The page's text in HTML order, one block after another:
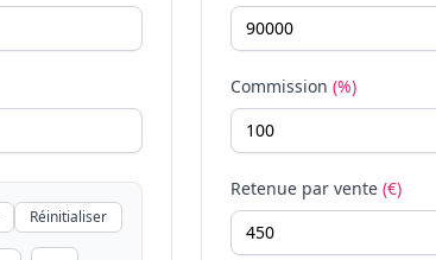
Réinitialiser
Commission (%)
Retenue par vente (€)